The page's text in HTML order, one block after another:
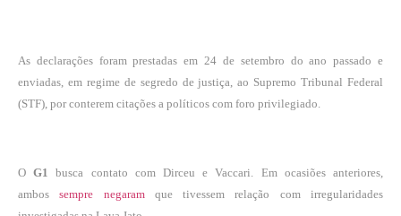
As declarações foram prestadas em 24 de setembro do ano passado e
enviadas, em regime de segredo de justiça, ao Supremo Tribunal Federal
(STF), por conterem citações a políticos com foro privilegiado.
OG1busca contato com Dirceu e Vaccari. Em ocasiões anteriores,
ambossempre negaram
que tivessem relação com irregularidades